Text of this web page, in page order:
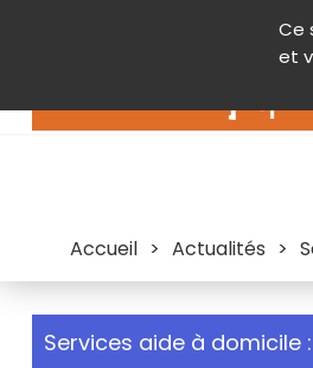
Ce
et
Contenu
Accueil > Actualités >
Services aide à domicile